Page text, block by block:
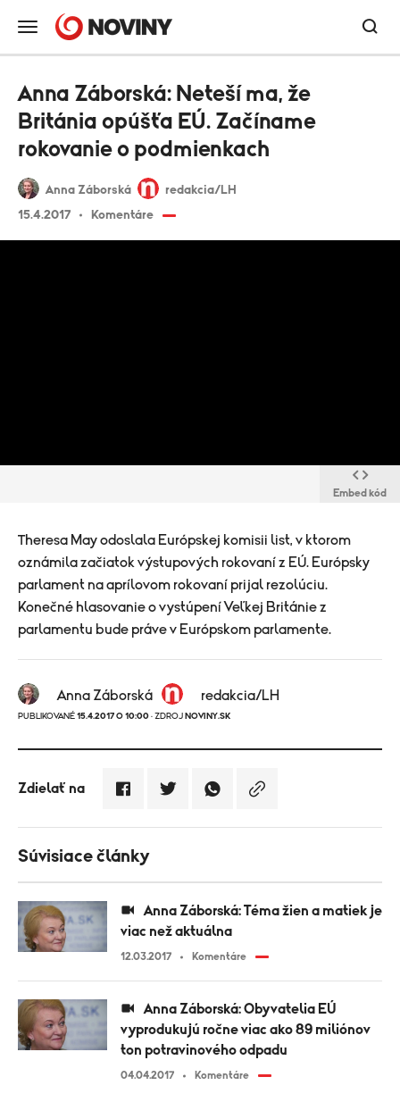
Anna Záborská
redakcia/LH
15.4.2017
Komentáre
Anna Záborská: Neteší ma, že
Británia opúšťa EÚ. Začíname
rokovanie o podmienkach
Embed kód
Theresa May odoslala Európskej komisii list, v ktorom
oznámila začiatok výstupových rokovaní z EÚ. Európsky
parlament na aprílovom rokovaní prijal rezolúciu.
Konečné hlasovanie o vystúpení Veľkej Británie z
parlamentu bude práve v Európskom parlamente.
Anna Záborská redakcia/LH
PUBLIKOVANÉ 15.4.2017 O 10:00 · ZDROJ NOVINY.SK
Zdielať na
Súvisiace články
viac než aktuálna
12.03.2017 Komentáre
vyprodukujú ročne viac ako 89 miliónov
ton potravinového odpadu
04.04.2017 Komentáre